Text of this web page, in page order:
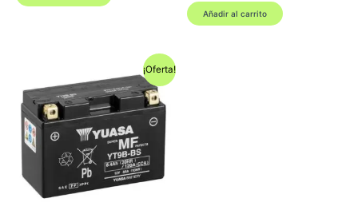
original
era:
actual
es:
Añadir al carrito
¡Oferta!